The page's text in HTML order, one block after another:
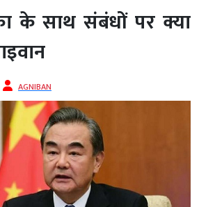
के साथ संबंधों पर क्या
AGNIBAN